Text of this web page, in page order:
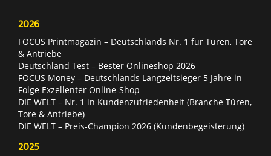
2026
FOCUS Printmagazin – Deutschlands Nr. 1 für Türen, Tore
& Antriebe
Deutschland Test – Bester Onlineshop 2026
FOCUS Money – Deutschlands Langzeitsieger 5 Jahre in
Folge Exzellenter Online-Shop
DIE WELT – Nr. 1 in Kundenzufriedenheit (Branche Türen,
Tore & Antriebe)
DIE WELT – Preis-Champion 2026 (Kundenbegeisterung)
2025